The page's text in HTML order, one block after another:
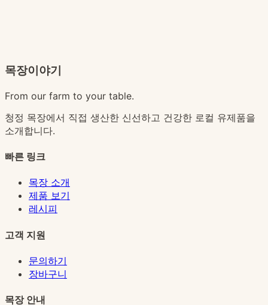
목장이야기
From our farm to your table.
청정 목장에서 직접 생산한 신선하고 건강한 로컬 유제품을
소개합니다.
빠른 링크
목장 소개
제품 보기
레시피
고객 지원
문의하기
장바구니
목장 안내